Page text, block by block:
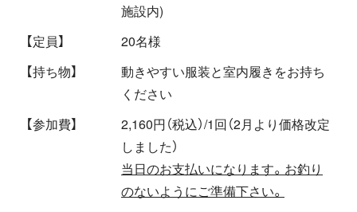
施設内)
【定員】
20名様
【持ち物】
動きやすい服装と室内履きをお持ち
ください
【参加費】
2,160円（税込）/1回（2月より価格改定
しました）
当日のお支払いになります。お釣り
のないようにご準備下さい。